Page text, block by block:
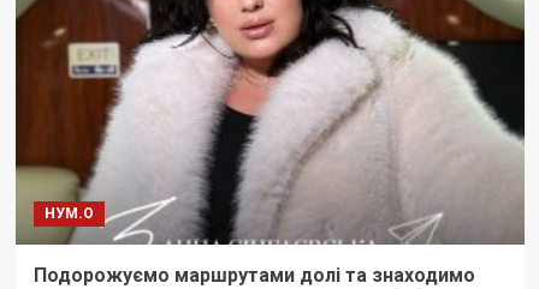
НУМ.О
Подорожуємо маршрутами долі та знаходимо